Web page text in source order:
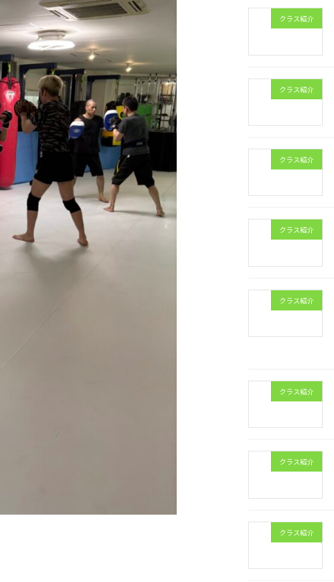
クラス紹介
クラス紹介
クラス紹介
クラス紹介
クラス紹介
クラス紹介
クラス紹介
クラス紹介